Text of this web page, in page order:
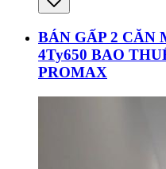
BÁN GẤP 2 CĂN
4Ty650 BAO
PROMAX